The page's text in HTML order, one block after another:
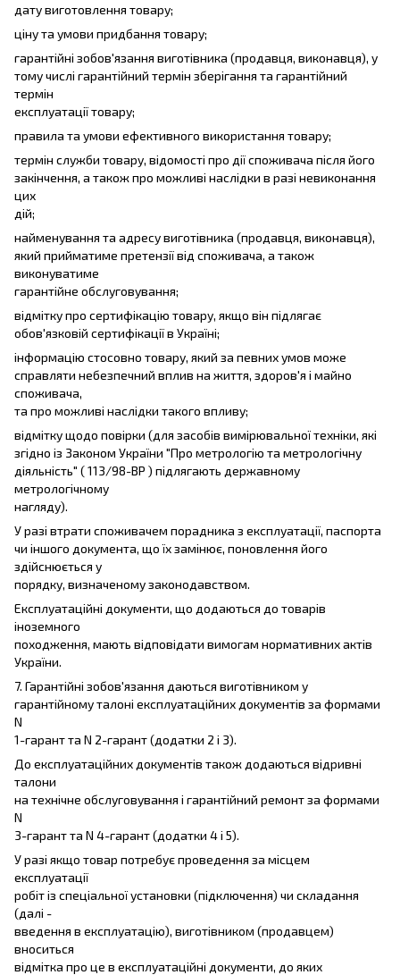
дату виготовлення товару;
ціну та умови придбання товару;
гарантійні зобов'язання виготівника (продавця, виконавця), у
тому числі гарантійний термін зберігання та гарантійний
термін
експлуатації товару;
правила та умови ефективного використання товару;
термін служби товару, відомості про дії споживача після його
закінчення, а також про можливі наслідки в разі невиконання
цих
дій;
найменування та адресу виготівника (продавця, виконавця),
який прийматиме претензії від споживача, а також
виконуватиме
гарантійне обслуговування;
відмітку про сертифікацію товару, якщо він підлягає
обов'язковій сертифікації в Україні;
інформацію стосовно товару, який за певних умов може
справляти небезпечний вплив на життя, здоров'я і майно
споживача,
та про можливі наслідки такого впливу;
відмітку щодо повірки (для засобів вимірювальної техніки, які
згідно із Законом України "Про метрологію та метрологічну
діяльність" ( 113/98-ВР ) підлягають державному
метрологічному
нагляду).
У разі втрати споживачем порадника з експлуатації, паспорта
чи іншого документа, що їх замінює, поновлення його
здійснюється у
порядку, визначеному законодавством.
Експлуатаційні документи, що додаються до товарів
іноземного
походження, мають відповідати вимогам нормативних актів
України.
7. Гарантійні зобов'язання даються виготівником у
гарантійному талоні експлуатаційних документів за формами
N
1-гарант та N 2-гарант (додатки 2 і 3).
До експлуатаційних документів також додаються відривні
талони
на технічне обслуговування і гарантійний ремонт за формами
N
3-гарант та N 4-гарант (додатки 4 і 5).
У разі якщо товар потребує проведення за місцем
експлуатації
робіт із спеціальної установки (підключення) чи складання
(далі -
введення в експлуатацію), виготівником (продавцем)
вноситься
відмітка про це в експлуатаційні документи, до яких